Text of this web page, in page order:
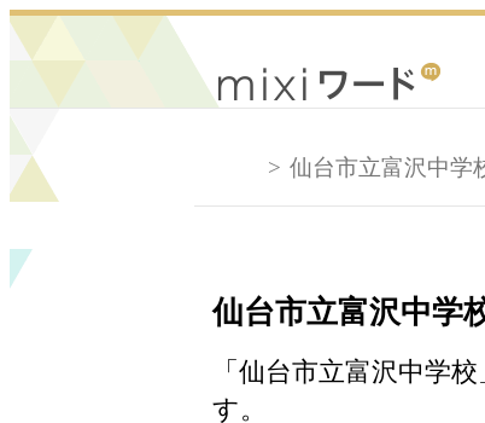
仙台市立富沢中学
仙台市立富沢中学
「仙台市立富沢中学
す。